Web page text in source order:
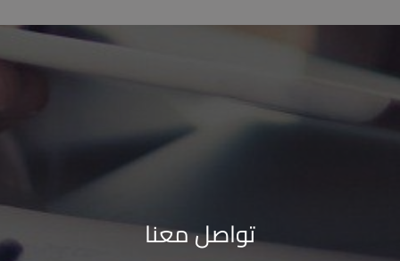
تواصل معنا